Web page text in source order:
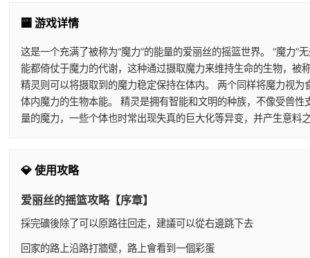
🏧 游戏详情
这是一个充满了被称为“魔力”的能量的爱丽丝的摇篮世界。 “魔力
能都倚仗于魔力的代谢，这种通过摄取魔力来维持生命的生物，被
精灵则可以将摄取到的魔力稳定保持在体内。 两个同样将魔力视
体内魔力的生物本能。 精灵是拥有智能和文明的种族，不像受兽
量的魔力，一些个体也时常出现失真的巨大化等异变，并产生意
💎 使用攻略
爱丽丝的摇篮攻略【序章】
採完礦後除了可以原路往回走，建議可以從右邊跳下去
回家的路上沿路打牆壁，路上會看到一個彩蛋